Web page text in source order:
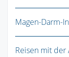
Magen-Darm-
Reisen mit der